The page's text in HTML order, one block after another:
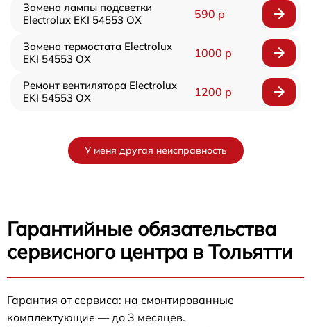
Замена лампы подсветки
Electrolux EKI 54553 OX
590 р
Замена термостата Electrolux
EKI 54553 OX
1000 р
Ремонт вентилятора Electrolux
EKI 54553 OX
1200 р
У меня другая неисправность
Гарантийные обязательства
сервисного центра в Тольятти
Гарантия от сервиса: на смонтированные
комплектующие — до 3 месяцев.